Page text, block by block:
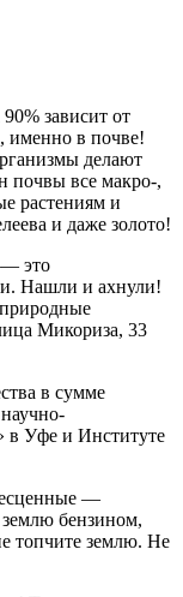
зависит от
именно в почве!
делают
почвы все макро-,
растениям и
и даже золото!
— это
Нашли и ахнули!
Микориза, 33
в сумме
в Уфе и Институте
—
землю бензином,
топчите землю. Не